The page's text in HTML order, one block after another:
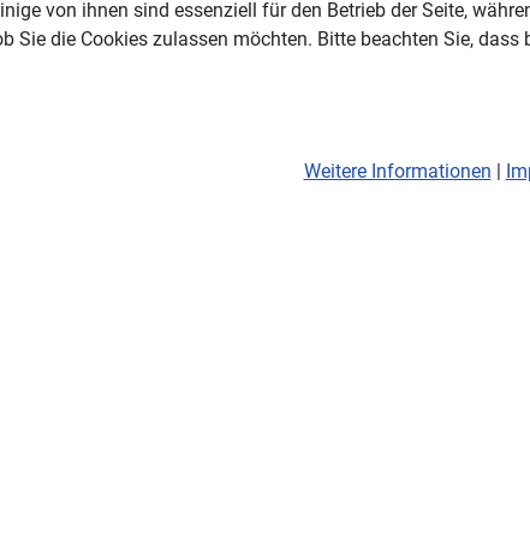
von ihnen sind essenziell für den Betrieb der Seite,
Sie die Cookies zulassen möchten. Bitte beachten Sie,
Weitere Informationen |